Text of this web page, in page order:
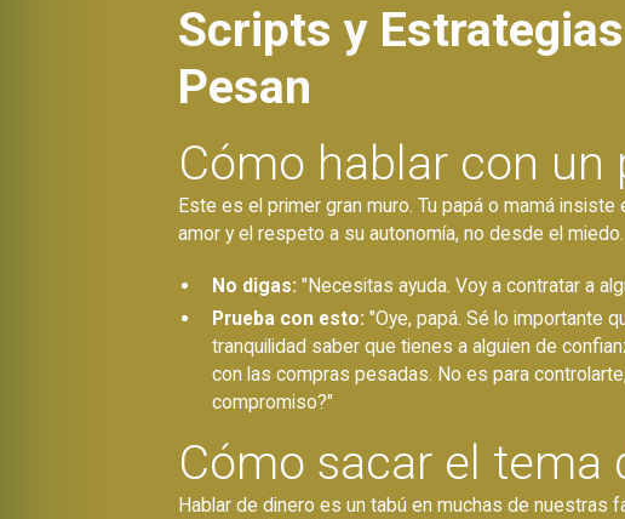
Scripts y
Pesan
Cómo hablar con un
Este es el primer gran muro. Tu papá o mamá
amor y el respeto a su autonomía, no desde el miedo.
No digas: "Necesitas ayuda. Voy a contratar a
Prueba con esto: "Oye, papá. Sé lo importante
tranquilidad saber que tienes a alguien de
con las compras pesadas. No es para
compromiso?"
Cómo sacar el tema
Hablar de dinero es un tabú en muchas de nuestras